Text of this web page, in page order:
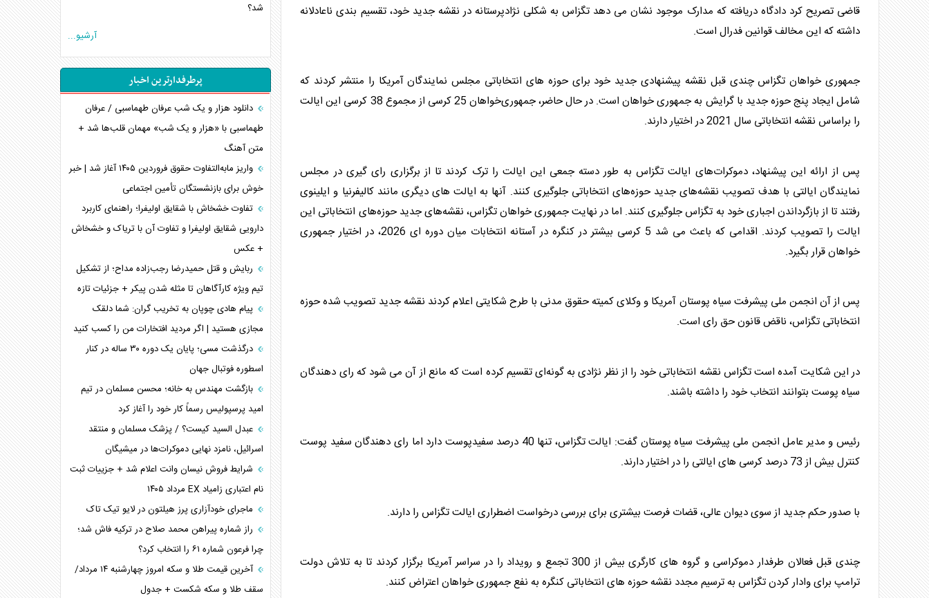
قاضی تصریح کرد دادگاه دریافته که مدارک موجود نشان می دهد تگزاس به شکلی نژادپرستانه در نقشه جدید خود، تقسیم بندی ناعادلانه
داشته که این مخالف قوانین فدرال است.
جمهوری‌ خواهان تگزاس چندی قبل نقشه پیشنهادی جدید خود برای حوزه‌ های انتخاباتی مجلس نمایندگانآمریکا را منتشر کردند که
شامل ایجاد پنج حوزه جدید با گرایش به جمهوری ‌خواهان است. در حال حاضر، جمهوری‌خواهان 25 کرسی از مجموع 38 کرسی این ایالت
را براساس نقشه انتخاباتی سال 2021 در اختیار دارند.
پس از ارائه این پیشنهاد، دموکرات‌های ایالت تگزاس به ‌طور دسته‌ جمعی این ایالت را ترک کردند تا از برگزاری رای‌ گیری در مجلس
نمایندگان ایالتی با هدف تصویب نقشه‌‌های جدید حوزه‌‌های انتخاباتی جلوگیری کنند. آنها به ایالت های دیگری مانند کالیفرنیا و ایلینوی
رفتند تا از بازگرداندن اجباری خود به تگزاس جلوگیری کنند. اما در نهایت جمهوری خواهان تگزاس، نقشه‌‌های جدید حوزه‌‌های انتخاباتی این
ایالت را تصویب کردند. اقدامی که باعث می شد 5 کرسی بیشتر در کنگره در آستانه انتخابات میان دوره ای 2026، در اختیار جمهوری
خواهان قرار بگیرد.
پس از آن انجمن ملی پیشرفت سیاه پوستان آمریکا و وکلای کمیته حقوق مدنی با طرح شکایتی اعلام کردند نقشه جدید تصویب شده حوزه
انتخاباتی تگزاس، ناقض قانون حق رای است.
در این شکایت آمده است تگزاس نقشه انتخاباتی خود را از نظر نژادی به گونه‌ای تقسیم کرده است که مانع از آن می شود که رای دهندگان
سیاه پوست بتوانند انتخاب خود را داشته باشند.
رئیس و مدیر عامل انجمن ملی پیشرفت سیاه پوستان گفت: ایالت تگزاس، تنها 40 درصد سفیدپوست دارد اما رای دهندگان سفید پوست
کنترل بیش از 73 درصد کرسی های ایالتی را در اختیار دارند.
با صدور حکم جدید از سوی دیوان عالی، قضات فرصت بیشتری برای بررسی درخواست اضطراری ایالت تگزاس را دارند.
چندی قبل فعالان طرفدار دموکراسی و گروه ‌های کارگری بیش از 300 تجمع و رویداد را در سراسر آمریکا برگزار کردند تا به تلاش دولت
ترامپ برای وادار کردن تگزاس به ترسیم مجدد نقشه حوزه‌ های انتخاباتی کنگره به نفع جمهوری ‌خواهان اعتراض کنند.
شد؟
جاده ابریشم فضایی/ نفوذ راهبردی و فرازمینی
انصارالله و تثبیت معادله «محاصره برابر محاصره»
خبرنگار، خط مقدم جبهه روایت و پاسدار انسجام
ملی
مصالحه نافرجام سعودی – اماراتی
محدودیت صادرات نفت عربستان
پشت‌پرده خشم ترامپ از رسانه‌های منتقد
چگونه مقاومت صحنه جنگ را تغییر می‌دهد؟
جنگ رمضان و معضل حضور نظامیان آمریکایی
تحلیل جامع پدیده تراستی‌ها
تأثیر جنگ ایران و آمریکا بر اقتصاد جهانی
تخریب پل‌ها در اوکراین و فروپاشی روایت دوگانه
غرب
اربعین، کابوس مشترک تل‌آویو-واشنگتن
آرشیو...
پرطرفدارترین اخبار
دانلود هزار و یک شب عرفان طهماسبی / عرفان
طهماسبی با «هزار و یک شب» مهمان قلب‌ها شد +
متن آهنگ
واریز مابه‌التفاوت حقوق فروردین ۱۴۰۵ آغاز شد | خبر
خوش برای بازنشستگان تأمین اجتماعی
تفاوت خشخاش با شقایق اولیفرا؛ راهنمای کاربرد
دارویی شقایق اولیفرا و تفاوت آن با تریاک و خشخاش
+ عکس
ربایش و قتل حمیدرضا رجب‌زاده مداح؛ از تشکیل
تیم ویژه کارآگاهان تا مثله شدن پیکر + جزئیات تازه
پیام هادی چوپان به تخریب گران: شما دلقک
مجازی هستید | اگر مردید افتخارات من را کسب کنید
درگذشت مسی؛ پایان یک دوره ۳۰ ساله در کنار
اسطوره فوتبال جهان
بازگشت مهندس به خانه؛ محسن مسلمان در تیم
امید پرسپولیس رسماً کار خود را آغاز کرد
عبدل السید کیست؟ / پزشک مسلمان و منتقد
اسرائیل، نامزد نهایی دموکرات‌ها در میشیگان
شرایط فروش نیسان وانت اعلام شد + جزییات ثبت
نام اعتباری زامیاد EX مرداد ۱۴۰۵
ماجرای خودآزاری پرز هیلتون در لایو تیک تاک
راز شماره پیراهن محمد صلاح در ترکیه فاش شد؛
چرا فرعون شماره ۶۱ را انتخاب کرد؟
آخرین قیمت طلا و سکه امروز چهارشنبه ۱۴ مرداد/
سقف طلا و سکه شکست + جدول